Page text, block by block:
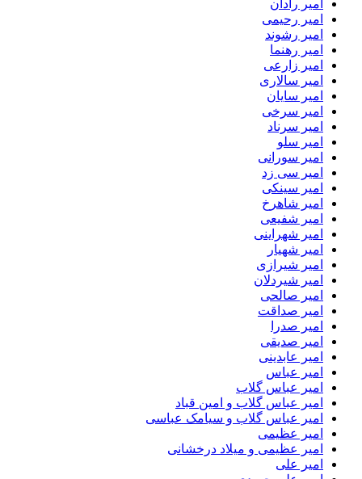
امیر رادان
امیر رحیمی
امیر رشوند
امیر رهنما
امیر زارعی
امیر سالاری
امیر سایان
امیر سرخی
امیر سرناد
امیر سلو
امیر سورانی
امیر سی زد
امیر سینکی
امیر شاهرخ
امیر شفیعی
امیر شهراینی
امیر شهیار
امیر شیرازی
امیر شیردلان
امیر صالحی
امیر صداقت
امیر صدرا
امیر صدیقی
امیر عابدینی
امیر عباس
امیر عباس گلاب
امیر عباس گلاب و امین قباد
امیر عباس گلاب و سیامک عباسی
امیر عظیمی
امیر عظیمی و میلاد درخشانی
امیر علی